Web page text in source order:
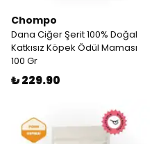
Chompo
Dana Ciğer Şerit 100% Doğal
Katkısız Köpek Ödül Maması
100 Gr
₺ 229.90